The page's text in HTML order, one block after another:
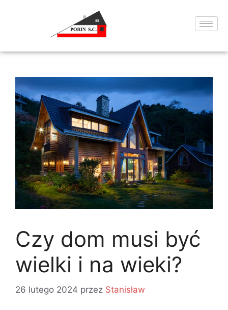
Czy dom musi być
wielki i na wieki?
26 lutego 2024 przez Stanisław